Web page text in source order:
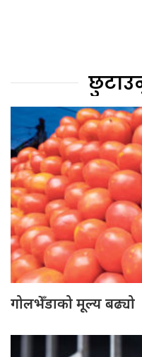
गोलभेँडाको मूल्य बढ्यो